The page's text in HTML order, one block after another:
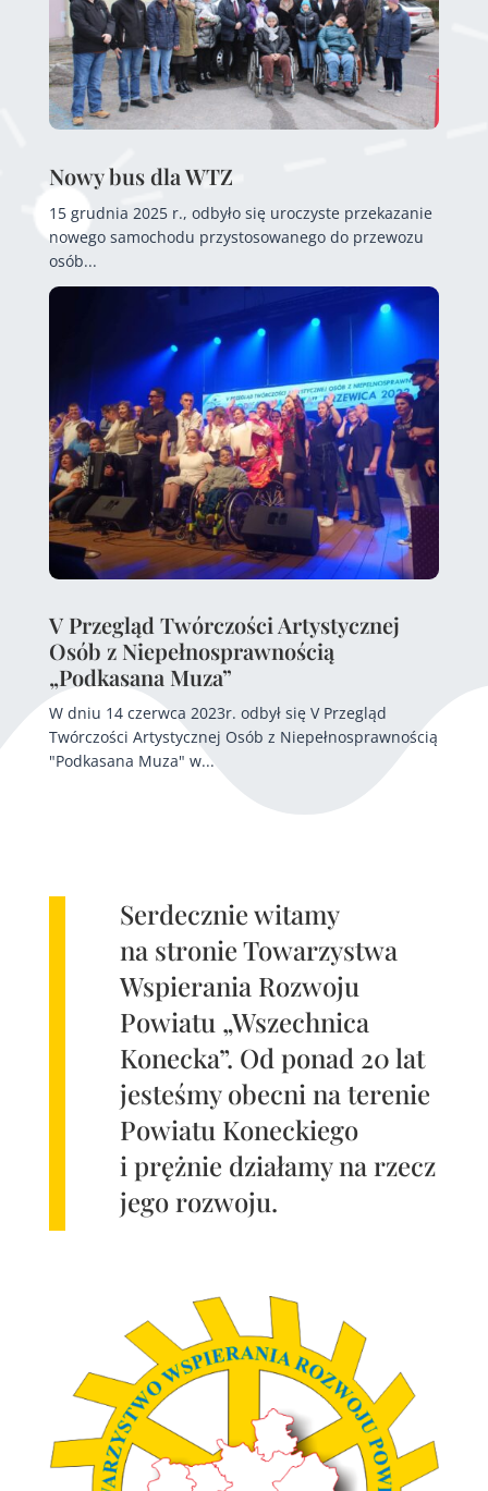
Nowy bus dla WTZ
15 grudnia 2025 r., odbyło się uroczyste przekazanie
nowego samochodu przystosowanego do przewozu
osób...
V Przegląd Twórczości Artystycznej
Osób z Niepełnosprawnością
„Podkasana Muza”
W dniu 14 czerwca 2023r. odbył się V Przegląd
Twórczości Artystycznej Osób z Niepełnosprawnością
"Podkasana Muza" w...
Serdecznie witamy
na stronie Towarzystwa
Wspierania Rozwoju
Powiatu „Wszechnica
Konecka”. Od ponad 20 lat
jesteśmy obecni na terenie
Powiatu Koneckiego
i prężnie działamy na rzecz
jego rozwoju.